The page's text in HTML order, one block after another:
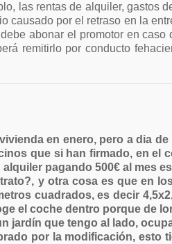
las rentas de alquiler, gastos
por el retraso en la
abonar el promotor en caso
remitirlo por conducto
en enero, pero a dia
que si han firmado, en el
pagando 500€ al mes
y otra cosa es que en
cuadrados, es decir
el coche dentro porque de
jardín que tengo al lado,
por la modificación, esto